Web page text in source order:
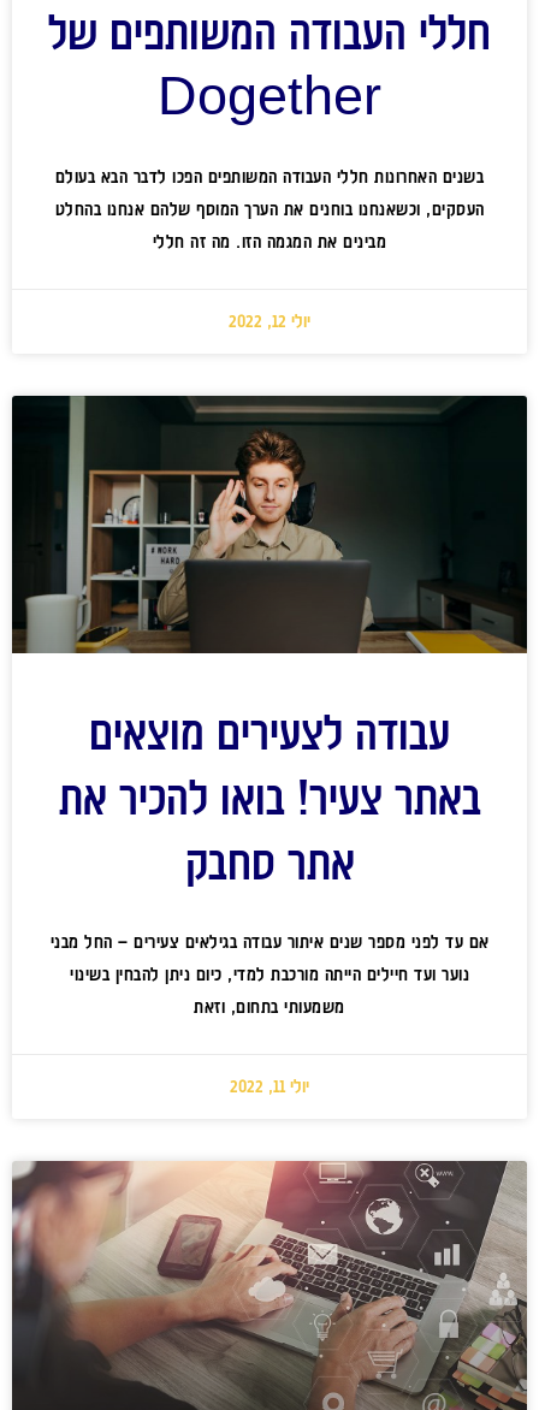
חללי העבודה המשותפים של
Dogether
בשנים האחרונות חללי העבודה המשותפים הפכו לדבר הבא בעולם
העסקים, וכשאנחנו בוחנים את הערך המוסף שלהם אנחנו בהחלט
מבינים את המגמה הזו. מה זה חללי
יולי 12, 2022
עבודה לצעירים מוצאים
באתר צעיר! בואו להכיר את
אתר סחבק
אם עד לפני מספר שנים איתור עבודה בגילאים צעירים – החל מבני
נוער ועד חיילים הייתה מורכבת למדי, כיום ניתן להבחין בשינוי
משמעותי בתחום, וזאת
יולי 11, 2022